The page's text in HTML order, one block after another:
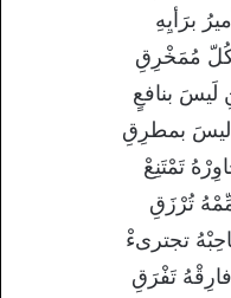
برَأيِهِ
مُمَخْرِقِ
بنافعٍ
ليسَ بمطرِقِ
تَمْتَنِعْ
تُرْزَقِ
تجترىءْ
تَفْرَقِ